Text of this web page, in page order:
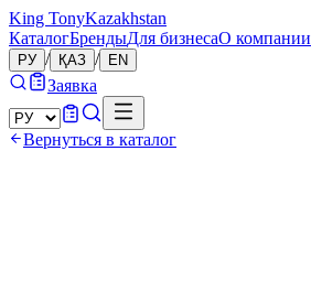
King TonyKazakhstan
КаталогБрендыДля бизнесаО компании
РУ / ҚАЗ / EN
Заявка
Вернуться в каталог